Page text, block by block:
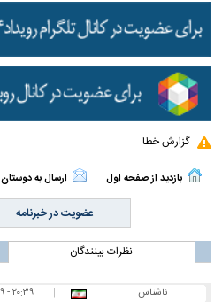
گزارش خطا
بازدید از صفحه اول ارسال به دوستان
عضویت در خبرنامه
نظرات بینندگان
ناشناس |
|
۲۰:۳۹ - ۱۴۰۴/۱۰/۲۹